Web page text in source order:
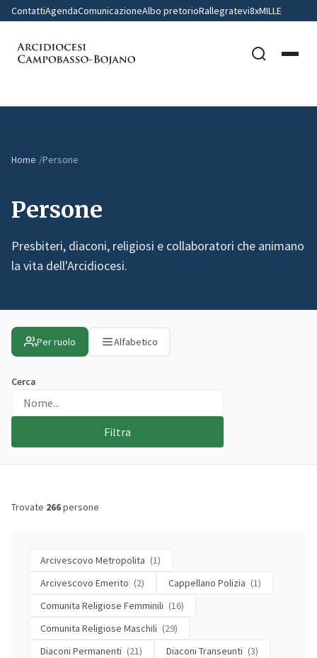
ContattiAgendaComunicazioneAlbo pretorioRallegratevi8xMILLE
Home Persone
Persone
Presbiteri, diaconi, religiosi e collaboratori che animano
la vita dell'Arcidiocesi.
Per ruolo Alfabetico
Cerca
Filtra
Trovate 266persone
Arcivescovo Metropolita (1)
Arcivescovo Emerito (2) Cappellano Polizia (1)
Comunita Religiose Femminili (16)
Comunita Religiose Maschili (29)
Diaconi Permanenti (21) Diaconi Transeunti (3)